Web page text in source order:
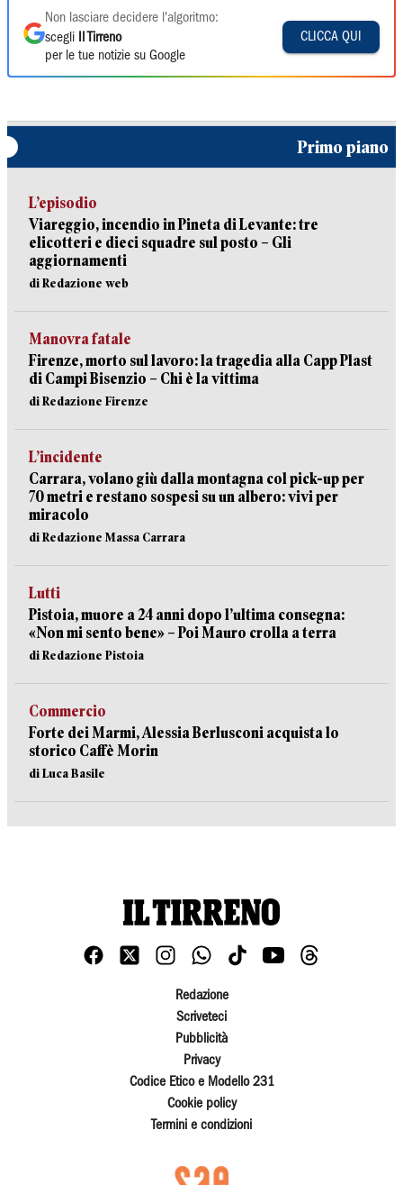
Non lasciare decidere l'algoritmo:
scegli
Il Tirreno
per le tue notizie su Google
CLICCA QUI
Primo piano
L’episodio
Viareggio, incendio in Pineta di Levante: tre
elicotteri e dieci squadre sul posto – Gli
aggiornamenti
di Redazione web
Manovra fatale
Firenze, morto sul lavoro: la tragedia alla Capp Plast
di Campi Bisenzio – Chi è la vittima
di Redazione Firenze
L’incidente
Carrara, volano giù dalla montagna col pick-up per
70 metri e restano sospesi su un albero: vivi per
miracolo
di Redazione Massa Carrara
Lutti
Pistoia, muore a 24 anni dopo l’ultima consegna:
«Non mi sento bene» – Poi Mauro crolla a terra
di Redazione Pistoia
Commercio
Forte dei Marmi, Alessia Berlusconi acquista lo
storico Caffè Morin
di Luca Basile
Redazione
Scriveteci
Pubblicità
Privacy
Codice Etico e Modello 231
Cookie policy
Termini e condizioni